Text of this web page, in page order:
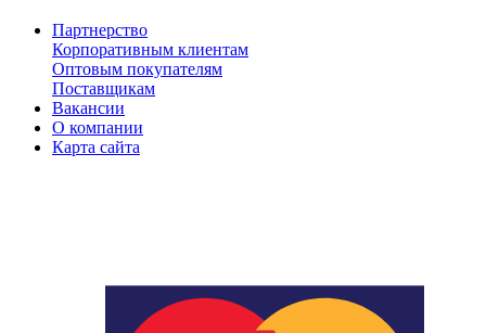
Партнерство
Корпоративным клиентам
Оптовым покупателям
Поставщикам
Вакансии
О компании
Карта сайта